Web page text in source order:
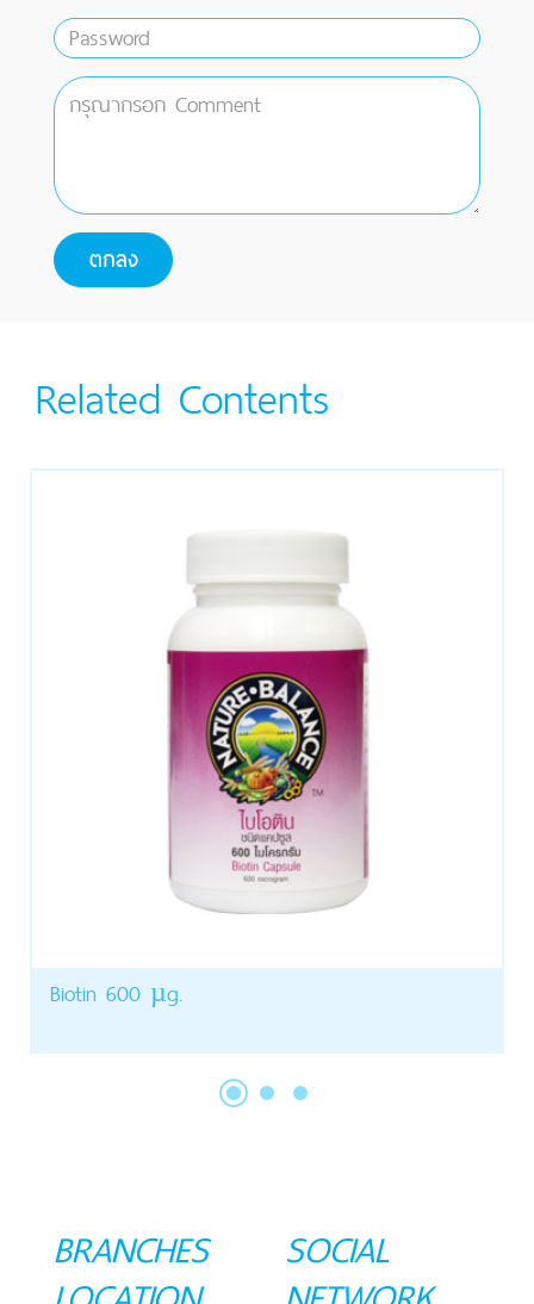
Related Contents
Biotin 600 µg.
BRANCHES
SOCIAL